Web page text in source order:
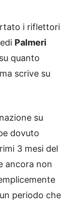
i riflettori
Palmeri
quanto
scrive su
su
dovuto
3 mesi del
ancora non
periodo che